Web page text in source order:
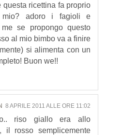
questa ricettina fa proprio
adoro i fagioli e
se propongo questo
al mio bimbo va a finire
si alimenta con un
Buon we!!
8 APRILE 2011 ALLE ORE 11:02
riso giallo era allo
il rosso semplicemente